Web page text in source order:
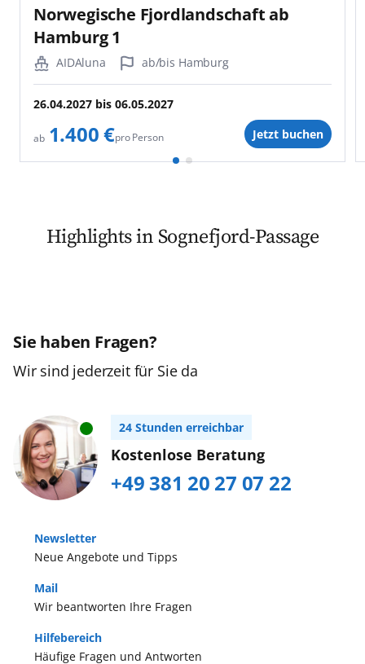
Norwegische Fjordlandschaft ab
Hamburg 1
AIDAluna ab/bis Hamburg
26.04.2027 bis 06.05.2027
ab 1.400 €pro Person Jetzt buchen
Highlights in Sognefjord-Passage
Sie haben Fragen?
Wir sind jederzeit für Sie da
24 Stunden erreichbar
Kostenlose Beratung
+49 381 20 27 07 22
Neue Angebote und Tipps
Newsletter
Häufige Fragen und Antworten
Hilfebereich
Wir beantworten Ihre Fragen
Mail